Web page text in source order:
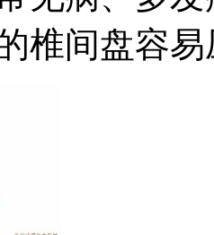
椎间盘容易